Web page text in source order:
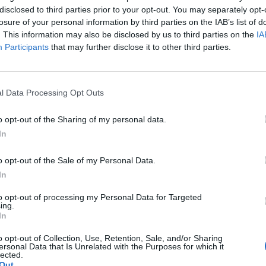
to third parties prior to your opt-out. You may separately
of your personal information by third parties on the IAB’s list of
This information may also be disclosed by us to third parties on the
Participants that may further disclose it to other third parties.
Data Processing Opt Outs
opt-out of the Sharing of my personal data.
opt-out of the Sale of my Personal Data.
opt-out of processing my Personal Data for Targeted
opt-out of Collection, Use, Retention, Sale, and/or Sharing
Data that Is Unrelated with the Purposes for which it
miután az olajban gazdag tartomány előző nap
tartanak októberben arról, hogy a terület
előkészítésének megindítását. A véleménynyilvánító
portfolio.hu hírarchívumához tartozik, melynek olvasása
tartalmazza:
cikkarchívum
elmúlt 2 év napon belüli